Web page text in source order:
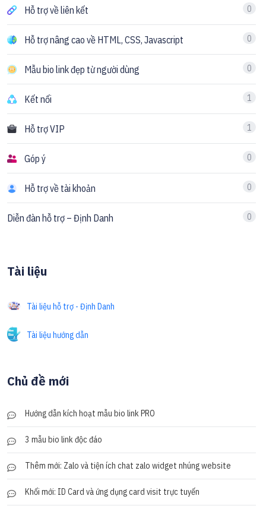
Hỗ trợ về liên kết 0
Hỗ trợ nâng cao về HTML, CSS, Javascript 0
Mẫu bio link đẹp từ người dùng 0
Kết nối 1
Hỗ trợ VIP 1
Góp ý 0
Hỗ trợ về tài khoản 0
Diễn đàn hỗ trợ – Định Danh 0
Tài liệu
Tài liệu hỗ trợ - Định Danh
Tài liệu hướng dẫn
Chủ đề mới
Hướng dẫn kích hoạt mẫu bio link PRO
3 mẫu bio link độc đáo
Thêm mới: Zalo và tiện ích chat zalo widget nhúng website
Khối mới: ID Card và ứng dụng card visit trực tuyến